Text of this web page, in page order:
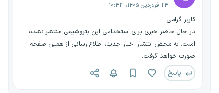
۲۴ فروردین ۱۴۰۵، ۱۰:۴۳
کاربر گرامی
در حال حاضر خبری برای استخدامی این پتروشیمی منتشر نشده
است. به محض انتشار اخبار جدید، اطلاع رسانی از همین صفحه
صورت خواهد گرفت.
پاسخ